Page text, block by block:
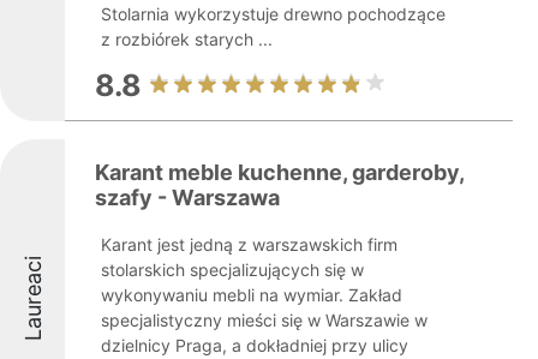
Stolarnia wykorzystuje drewno pochodzące
z rozbiórek starych ...
8.8
Laureaci
Karant meble kuchenne, garderoby,
szafy - Warszawa
Karant jest jedną z warszawskich firm
stolarskich specjalizujących się w
wykonywaniu mebli na wymiar. Zakład
specjalistyczny mieści się w Warszawie w
dzielnicy Praga, a dokładniej przy ulicy